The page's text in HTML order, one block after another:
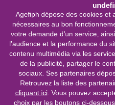
Agefiph dépose des cookies et
nécessaires au bon
votre demande d’un service,
l’audience et la performance du
contenu multimédia via les
de la publicité, partager le
sociaux. Ses partenaires
Retrouvez la liste des
cliquant ici. Vous pouvez
choix par les boutons ci-
Nous suivre
Youtube
Linkedin
Facebook